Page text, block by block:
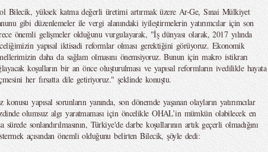
Bilecik, yüksek katma değerli üretimi artırmak üzere Ar-Ge, Sınai Mülkiyet
gibi düzenlemeler ile vergi alanındaki iyileştirmelerin yatırımcılar için son
önemli gelişmeler olduğunu vurgulayarak, "İş dünyası olarak, 2017 yılında
yapısal iktisadi reformlar olması gerektiğini görüyoruz. Ekonomik
daha da sağlam olmasını önemsiyoruz. Bunun için makro istikrarı
koşulların bir an önce oluşturulması ve yapısal reformların ivedilikle hayata
her fırsatta dile getiriyoruz." şeklinde konuştu.
konusu yapısal sorunların yanında, son dönemde yaşanan olayların yatırımcılar
olumsuz algı yaratmaması için öncelikle OHAL’in mümkün olabilecek en
sürede sonlandırılmasının, Türkiye'de darbe koşullarının artık geçerli olmadığını
açısından önemli olduğunu belirten Bilecik, şöyle dedi: